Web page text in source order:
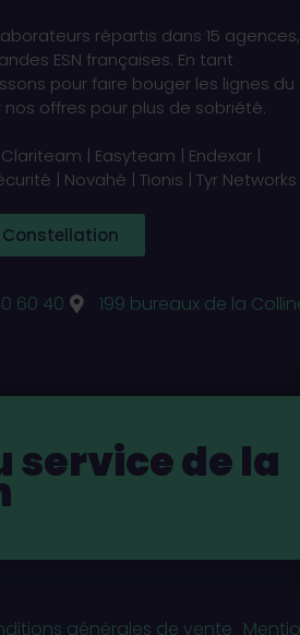
répartis dans 15
ESN françaises. En tant
pour faire bouger les lignes du
offres pour plus de sobriété.
| Easyteam | Endexar |
| Novahé | Tionis | Tyr Networks
Constellation
60 40 199 bureaux de la
service de la
générales de vente